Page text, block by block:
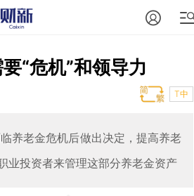
“危机”和领导力
T中
养老金危机后做出决定，提高养老
业投资者来管理这部分养老金资产